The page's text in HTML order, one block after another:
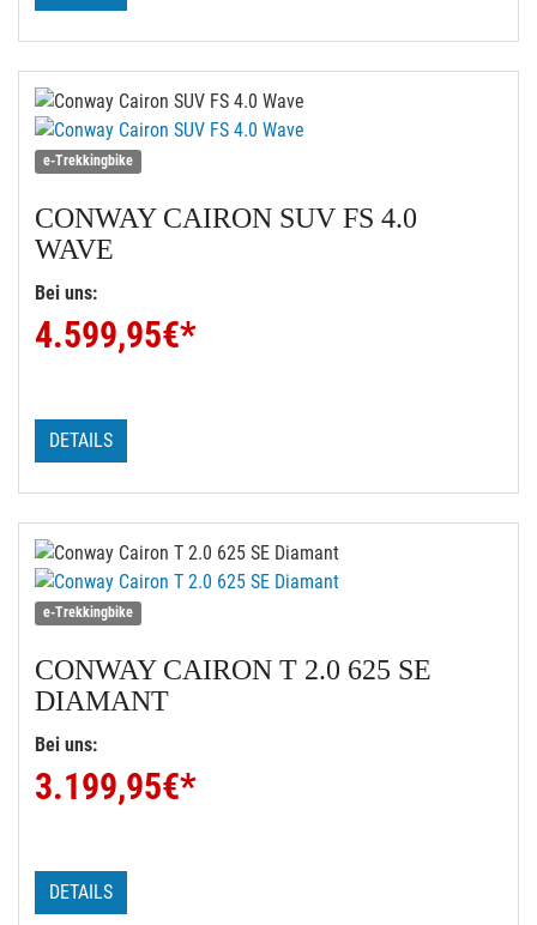
e-Trekkingbike
CONWAYCAIRON SUV FS 4.0
WAVE
Bei uns:
4.599,95€*
DETAILS
e-Trekkingbike
CONWAYCAIRON T 2.0 625 SE
DIAMANT
Bei uns:
3.199,95€*
DETAILS